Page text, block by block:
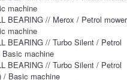
machine
BEARING // Merox / Petrol mower
machine
BEARING // Turbo Silent / Petrol
Basic machine
BEARING // Turbo Silent / Petrol
/ Basic machine